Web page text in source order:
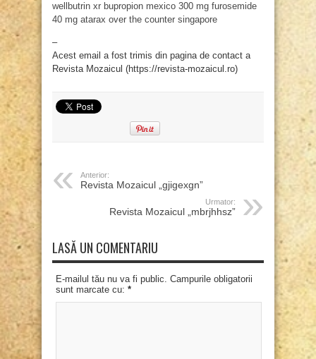
wellbutrin xr bupropion mexico 300 mg furosemide
40 mg atarax over the counter singapore
–
Acest email a fost trimis din pagina de contact a
Revista Mozaicul (https://revista-mozaicul.ro)
Anterior:
Revista Mozaicul „gjigexgn”
Urmator:
Revista Mozaicul „mbrjhhsz”
LASĂ UN COMENTARIU
E-mailul tău nu va fi public. Campurile obligatorii
sunt marcate cu: *